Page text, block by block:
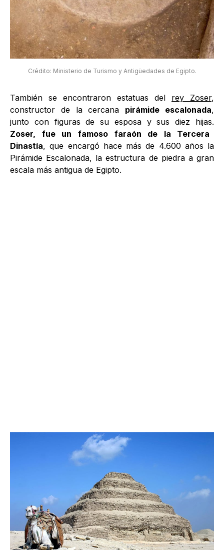
Crédito: Ministerio de Turismo y Antigüedades de Egipto.
También se encontraron estatuas del rey Zoser,
constructor de la cercana pirámide escalonada,
junto con figuras de su esposa y sus diez hijas.
Zoser, fue un famoso faraón de la Tercera
Dinastía, que encargó hace más de 4.600 años la
Pirámide Escalonada, la estructura de piedra a gran
escala más antigua de Egipto.